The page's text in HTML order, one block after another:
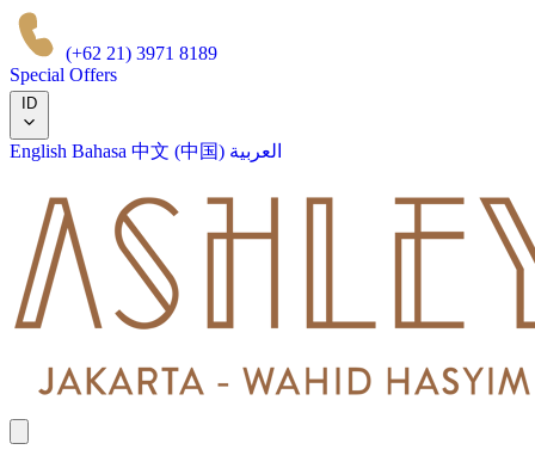
(+62 21) 3971 8189
Special Offers
ID
English Bahasa 中文 (中国) العربية